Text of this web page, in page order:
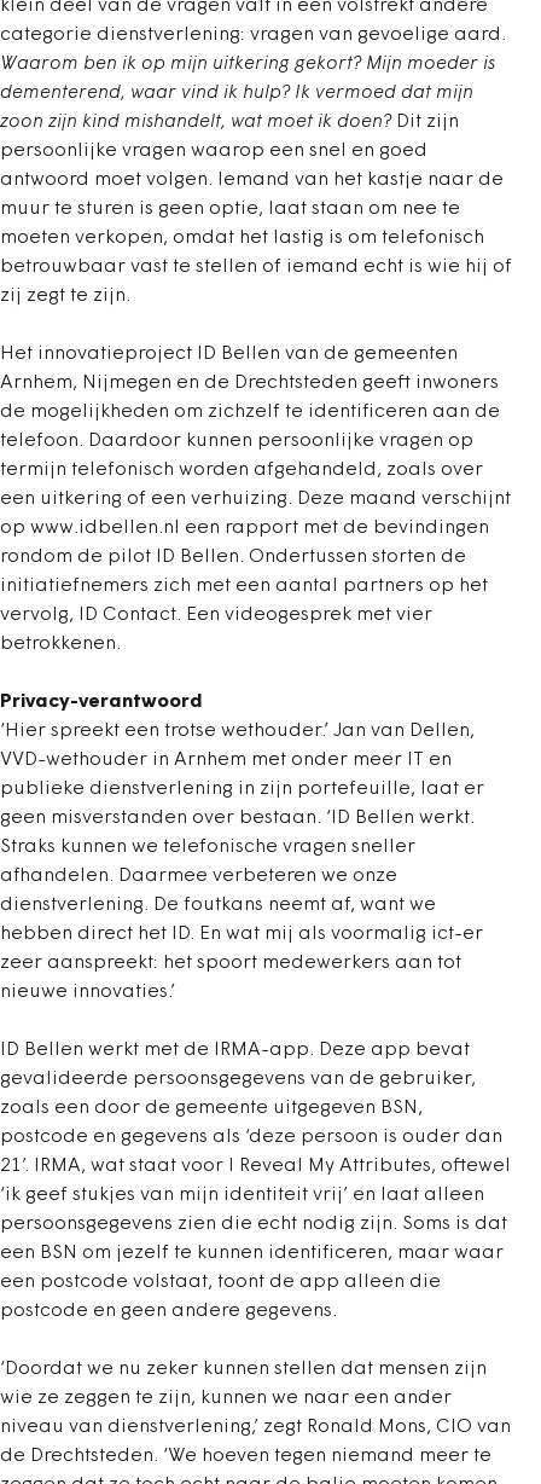
klein deel van de vragen valt in een volstrekt andere
categorie dienstverlening: vragen van gevoelige aard.
Waarom ben ik op mijn uitkering gekort? Mijn moeder is
dementerend, waar vind ik hulp? Ik vermoed dat mijn
zoon zijn kind mishandelt, wat moet ik doen? Dit zijn
persoonlijke vragen waarop een snel en goed
antwoord moet volgen. Iemand van het kastje naar de
muur te sturen is geen optie, laat staan om nee te
moeten verkopen, omdat het lastig is om telefonisch
betrouwbaar vast te stellen of iemand echt is wie hij of
zij zegt te zijn.
Het innovatieproject ID Bellen van de gemeenten
Arnhem, Nijmegen en de Drechtsteden geeft inwoners
de mogelijkheden om zichzelf te identificeren aan de
telefoon. Daardoor kunnen persoonlijke vragen op
termijn telefonisch worden afgehandeld, zoals over
een uitkering of een verhuizing. Deze maand verschijnt
op www.idbellen.nl een rapport met de bevindingen
rondom de pilot ID Bellen. Ondertussen storten de
initiatiefnemers zich met een aantal partners op het
vervolg, ID Contact. Een videogesprek met vier
betrokkenen.
Privacy-verantwoord
‘Hier spreekt een trotse wethouder.’ Jan van Dellen,
VVD-wethouder in Arnhem met onder meer IT en
publieke dienstverlening in zijn portefeuille, laat er
geen misverstanden over bestaan. ‘ID Bellen werkt.
Straks kunnen we telefonische vragen sneller
afhandelen. Daarmee verbeteren we onze
dienstverlening. De foutkans neemt af, want we
hebben direct het ID. En wat mij als voormalig ict-er
zeer aanspreekt: het spoort medewerkers aan tot
nieuwe innovaties.’
ID Bellen werkt met de IRMA-app. Deze app bevat
gevalideerde persoonsgegevens van de gebruiker,
zoals een door de gemeente uitgegeven BSN,
postcode en gegevens als ‘deze persoon is ouder dan
21’. IRMA, wat staat voor I Reveal My Attributes, oftewel
‘ik geef stukjes van mijn identiteit vrij’ en laat alleen
persoonsgegevens zien die echt nodig zijn. Soms is dat
een BSN om jezelf te kunnen identificeren, maar waar
een postcode volstaat, toont de app alleen die
postcode en geen andere gegevens.
‘Doordat we nu zeker kunnen stellen dat mensen zijn
wie ze zeggen te zijn, kunnen we naar een ander
niveau van dienstverlening,’ zegt Ronald Mons, CIO van
de Drechtsteden. ‘We hoeven tegen niemand meer te